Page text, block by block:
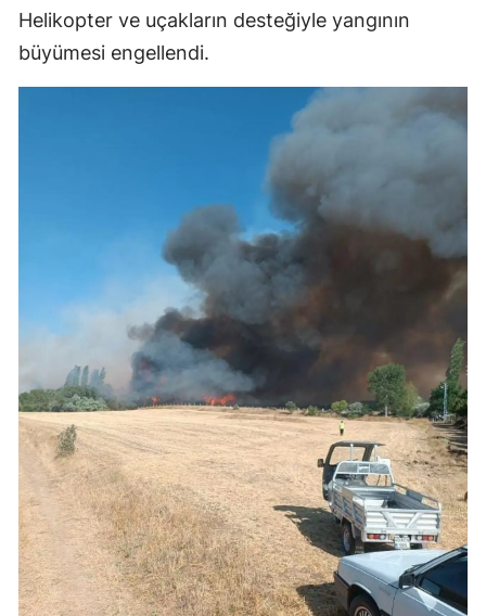
Helikopter ve uçakların desteğiyle yangının
büyümesi engellendi.